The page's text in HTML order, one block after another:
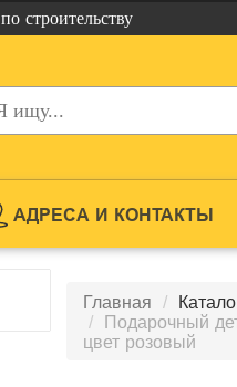
по строительству
АДРЕСА И КОНТАКТЫ
Главная
Подарочный
цвет розовый